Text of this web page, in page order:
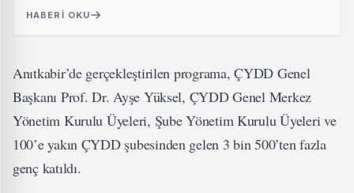
HABERI OKU
Anıtkabir’de gerçekleştirilen programa, ÇYDD Genel
Başkanı Prof. Dr. Ayşe Yüksel, ÇYDD Genel Merkez
Yönetim Kurulu Üyeleri, Şube Yönetim Kurulu Üyeleri ve
100’e yakın ÇYDD şubesinden gelen 3 bin 500’ten fazla
genç katıldı.